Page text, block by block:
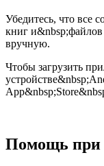
Убедитесь, что все
книг
вручную.
Чтобы загрузить
Помощь при